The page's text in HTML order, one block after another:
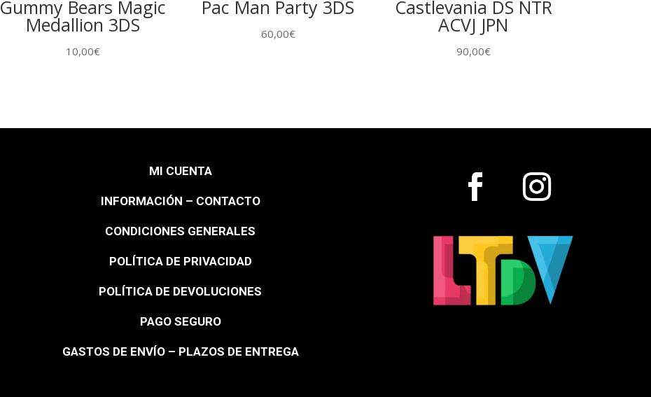
Gummy Bears Magic
Medallion 3DS
10,00€
Pac Man Party 3DS
60,00€
Castlevania DS NTR
ACVJ JPN
90,00€
MI CUENTA
INFORMACIÓN – CONTACTO
CONDICIONES GENERALES
POLÍTICA DE PRIVACIDAD
POLÍTICA DE DEVOLUCIONES
PAGO SEGURO
GASTOS DE ENVÍO – PLAZOS DE ENTREGA